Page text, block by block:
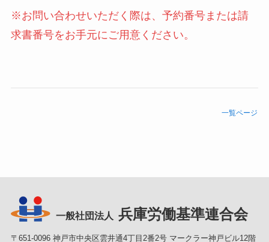
※お問い合わせいただく際は、予約番号または請
求書番号をお手元にご用意ください。
一覧ページ
一般社団法人 兵庫労働基準連合会
〒651-0096 神戸市中央区雲井通4丁目2番2号 マークラー神戸ビル12階